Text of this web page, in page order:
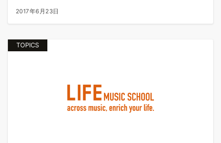
2017年6月23日
TOPICS